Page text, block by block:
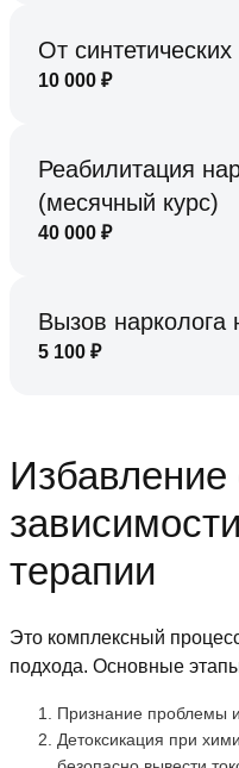
От синтетических
10 000 ₽
Реабилитация
(месячный курс)
40 000 ₽
Вызов нарколога
5 100 ₽
Избавление
терапии
Это комплексный
подхода. Основные
Признание проблемы
Детоксикация при